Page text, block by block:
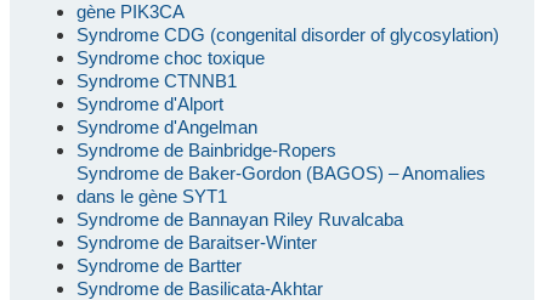
gène PIK3CA
Syndrome CDG (congenital disorder of glycosylation)
Syndrome choc toxique
Syndrome CTNNB1
Syndrome d'Alport
Syndrome d'Angelman
Syndrome de Bainbridge-Ropers
Syndrome de Baker-Gordon (BAGOS) – Anomalies
dans le gène SYT1
Syndrome de Bannayan Riley Ruvalcaba
Syndrome de Baraitser-Winter
Syndrome de Bartter
Syndrome de Basilicata-Akhtar